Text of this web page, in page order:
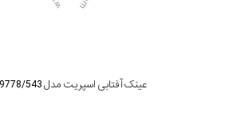
عینک آفتابی اسپریت مدل ET19778/543